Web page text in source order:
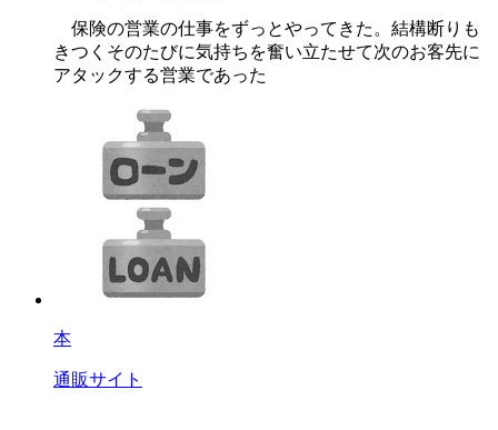
保険の営業の仕事をずっとやってきた。結構断りも
きつくそのたびに気持ちを奮い立たせて次のお客先に
アタックする営業であった
本
通販サイト